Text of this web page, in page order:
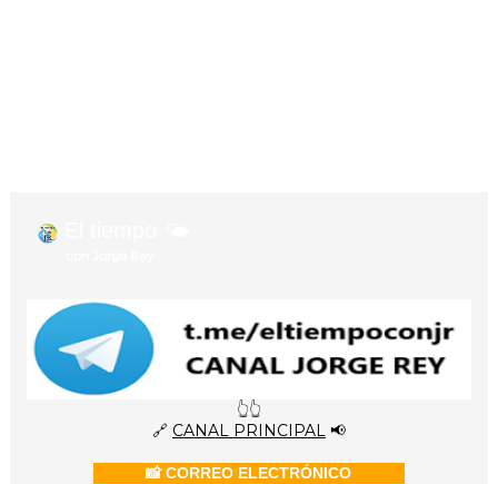
👆👆
🔗 CANAL PRINCIPAL📢
📸 CORREO ELECTRÓNICO